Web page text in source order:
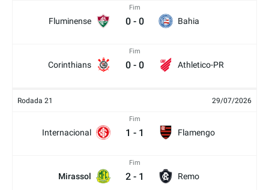
Fluminense
Fim
0 - 0 Bahia
Corinthians
Fim
0 - 0 Athletico-PR
Rodada 21 29/07/2026
Internacional
Fim
1 - 1 Flamengo
Mirassol
Fim
2 - 1 Remo